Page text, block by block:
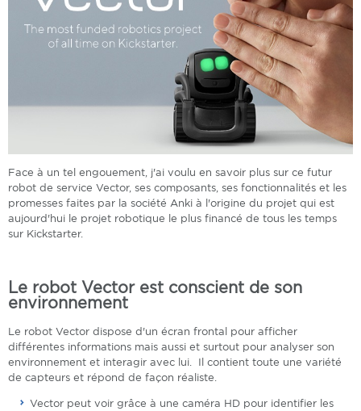
Face à un tel engouement, j'ai voulu en savoir plus sur ce futur
robot de service Vector, ses composants, ses fonctionnalités et les
promesses faites par la société Anki à l'origine du projet qui est
aujourd'hui le projet robotique le plus financé de tous les temps
sur Kickstarter.
Le robot Vector est conscient de son
environnement
Le robot Vector dispose d'un écran frontal pour afficher
différentes informations mais aussi et surtout pour analyser son
environnement et interagir avec lui. Il contient toute une variété
de capteurs et répond de façon réaliste.
Vector peut voir grâce à une caméra HD pour identifier les